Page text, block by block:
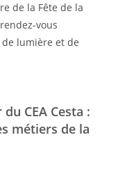
de la Fête de la
vous
lumière et de
CEA Cesta :
métiers de la